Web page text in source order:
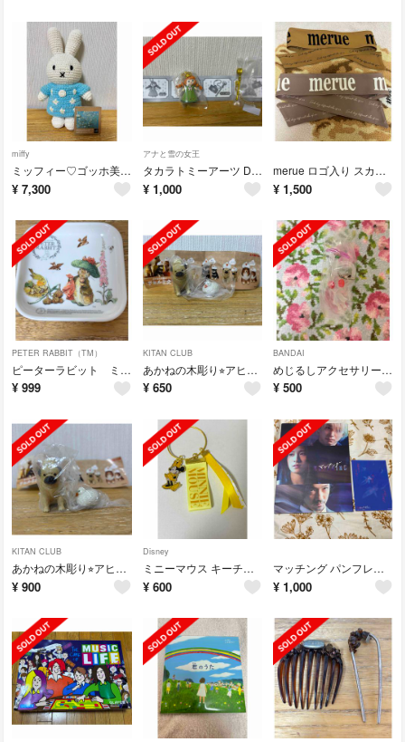
miffy
ミッフィー♡ゴッホ美術館限定ぬいぐるみ
¥ 7,300
アナと雪の女王
タカラトミーアーツ Disney アナと雪の女王 アイテムコレクション
¥ 1,000
merue ロゴ入り スカーフ
¥ 1,500
PETER RABBIT（TM）
ピーターラビット ミニプレート
¥ 999
KITAN CLUB
あかねの木彫り⭐︎アヒルと犬【パグ】
¥ 650
BANDAI
めじるしアクセサリー 白ピクミン
¥ 500
KITAN CLUB
あかねの木彫り⭐︎アヒルと犬【パグ】
¥ 900
Disney
ミニーマウス キーチャーム
¥ 600
マッチング パンフレットと特典カードセット
¥ 1,000